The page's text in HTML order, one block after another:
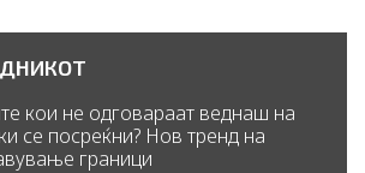
кои не одговараат веднаш на
се посреќни? Нов тренд на
граници